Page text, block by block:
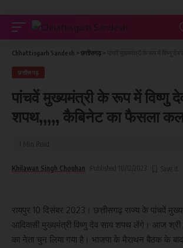
Chhattisgarh Sandesh > छत्तीसगढ़ >
छत्तीसगढ़
पांचवें मुख्यमंत्री के रूप में विष्णु
शपथ,,,,, कैबिनेट का फैसला
Khilawan Singh Chouhan
रायपुर 10 दिसंबर 2023। छत्तीसगढ़ राज्य के पांचवें
आदिवासी मुख्यमंत्री विष्णु देव साय शपथ लेंगे। आज श्री
का नेता चुन लिया गया है। भाजपा के मैराथन बैठक के बाद